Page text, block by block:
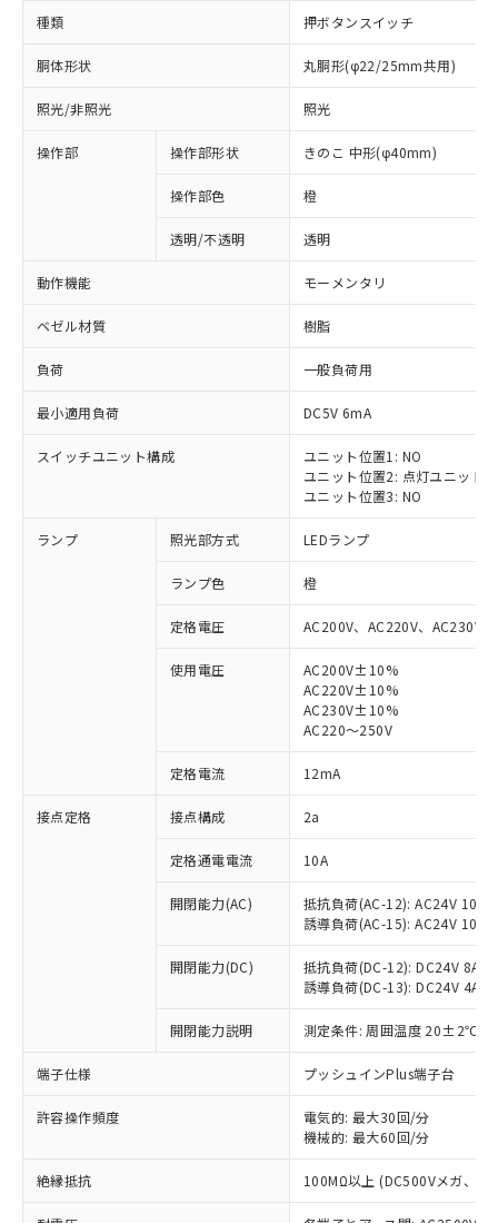
種類 押ボタンスイッチ
胴体形状 丸胴形(φ22/25mm共用)
照光/非照光 照光
操作部 操作部形状 きのこ 中形(φ40mm)
操作部色 橙
透明/不透明 透明
動作機能 モーメンタリ
ベゼル材質 樹脂
負荷 一般負荷用
最小適用負荷 DC5V 6mA
スイッチユニット構成
ユニット位置1: NO
ユニット位置2: 点灯ユニット
ユニット位置3: NO
ランプ 照光部方式 LEDランプ
ランプ色 橙
定格電圧 AC200V、AC220V、AC230V
使用電圧
AC200V±10%
AC220V±10%
AC230V±10%
AC220～250V
定格電流 12mA
接点定格 接点構成 2a
定格通電電流 10A
開閉能力(AC)
抵抗負荷(AC-12): AC24V 10A/
誘導負荷(AC-15): AC24V
開閉能力(DC)
抵抗負荷(DC-12): DC24V 8A/
誘導負荷(DC-13): DC24V 4A/
開閉能力説明 測定条件: 周囲温度 20±2℃、
端子仕様 プッシュインPlus端子台
許容操作頻度
電気的: 最大30回/分
機械的: 最大60回/分
絶縁抵抗 100MΩ以上 (DC500Vメガ、点
以下の条件をお読みいただき、同意のうえ
本サービスは、当社制御機器事業取扱
商品の当社在庫状況および標準価格
(税抜)を提供させていただくもので
本サービスの対象外となる商品もある
ことをご了承ください。
在庫状況および標準価格照会結果は、
記載している更新日時点での社内デー
タに基づき作成されるものであり、閲
覧された時点での実際の在庫および標
対応済み：EU RoHS指令（10物質）の
非含有に対応した製品が提供可能な商品で
対応予定：EU RoHS指令（10物質）の非含
有に対応した製品に切り替える予定のある
対応予定なし：EU RoHS指令（10物質）の
非含有に非対応の商品で、対応品を出す予
調査・確認中：EU RoHS指令（10物質）の
非含有の対応状況を調査中または確認中の
非該当品：ライセンス料など無形物で、有
害物質有無と関係のない商品です。
仕入先様の事情により、非含有部品として
いたものが、含有品と判明した場合などや
むを得ず変更することがあります。
鉛(Pb) 1000ppm以下、 水銀(Hg) 1000ppm以下、 カド
六価クロム(Cr(Ⅵ)) 1000ppm以下、ポリ臭化ビフェニル
※1 中国RoHS○×表
「○」：最大均質材料含有率が中国RoHSの
基準値以下であることを示します。
「×」：最大均質材料含有率が中国RoHSの
基準値を超えていることを示します。
「－」：未確認です。当社販売部門へお問
*中国RoHS10物質の基準値 (GB/T26572)：
Pb(鉛) :1000ppm、 Hg(水銀) : 1000ppm、 Cd(カドミウ
当社は、これら貴社製品のうち、外国
為替および外国貿易法に定める商品
（以下｢規制貨物等」という）を輸出
または国外への提供する場合は、日本
国政府の輸出許可(または役務取引許
可)を取得するなどの必要な手続きを